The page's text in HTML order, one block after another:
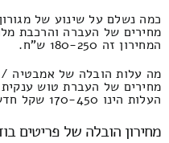
כמה נשלם על שינוע של
מחירים של העברה והרכבת
המחירון זה 180-250 ש"ח.
מה עלות הובלה של אמבטיה /
מחירים של העברת טוש ענקית
העלות הינו 170-450 שקל חדש.
מחירון הובלה של פריטים